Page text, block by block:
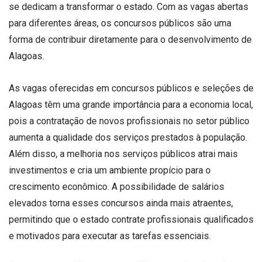
se dedicam a transformar o estado. Com as vagas abertas
para diferentes áreas, os concursos públicos são uma
forma de contribuir diretamente para o desenvolvimento de
Alagoas.
As vagas oferecidas em concursos públicos e seleções de
Alagoas têm uma grande importância para a economia local,
pois a contratação de novos profissionais no setor público
aumenta a qualidade dos serviços prestados à população.
Além disso, a melhoria nos serviços públicos atrai mais
investimentos e cria um ambiente propício para o
crescimento econômico. A possibilidade de salários
elevados torna esses concursos ainda mais atraentes,
permitindo que o estado contrate profissionais qualificados
e motivados para executar as tarefas essenciais.